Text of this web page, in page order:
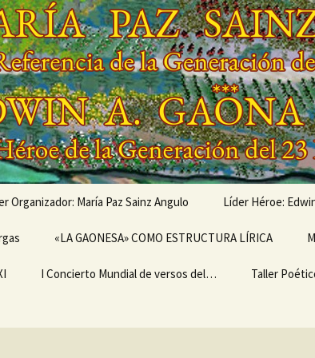
Organizador: María Paz Sainz Angulo
a través de…
Creaciones Escritura
Líder Héroe:
OBRAS
LEGADO
«LA GAONESA» COMO ESTRUCTURA LÍRICA
I Concierto Mundial de versos del… Taller